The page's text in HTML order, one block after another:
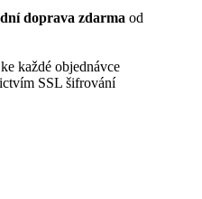
doprava zdarma od
ke každé objednávce
SSL šifrování